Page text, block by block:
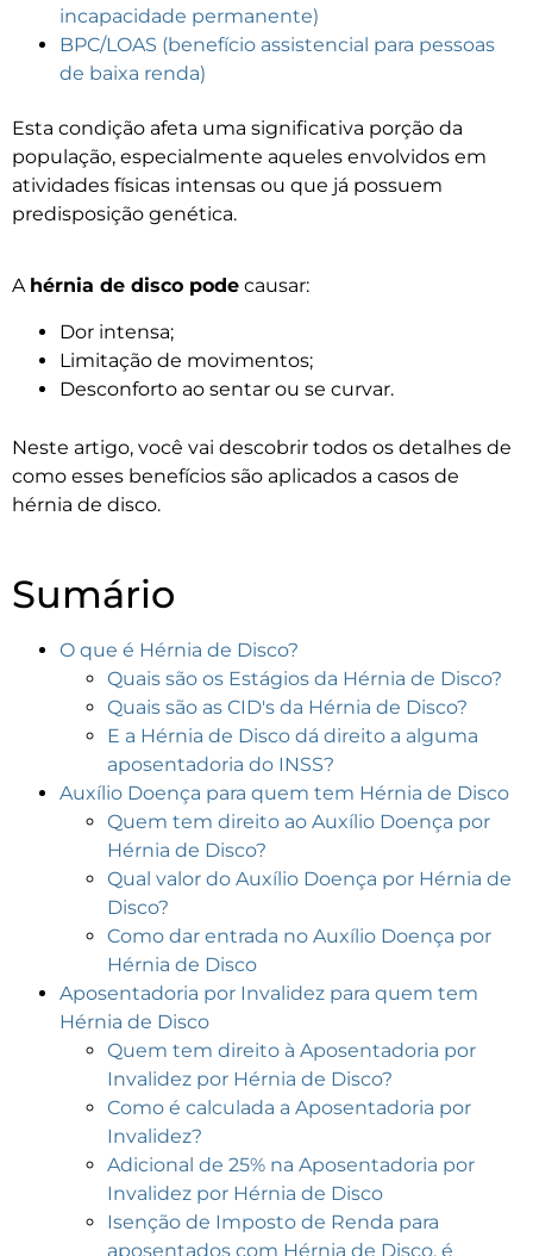
incapacidade permanente)
BPC/LOAS (benefício assistencial para pessoas
de baixa renda)
Esta condição afeta uma significativa porção da
população, especialmente aqueles envolvidos em
atividades físicas intensas ou que já possuem
predisposição genética.
A hérnia de disco pode causar:
Dor intensa;
Limitação de movimentos;
Desconforto ao sentar ou se curvar.
Neste artigo, você vai descobrir todos os detalhes de
como esses benefícios são aplicados a casos de
hérnia de disco.
Sumário
O que é Hérnia de Disco?
Quais são os Estágios da Hérnia de Disco?
Quais são as CID's da Hérnia de Disco?
E a Hérnia de Disco dá direito a alguma
aposentadoria do INSS?
Auxílio Doença para quem tem Hérnia de Disco
Quem tem direito ao Auxílio Doença por
Hérnia de Disco?
Qual valor do Auxílio Doença por Hérnia de
Disco?
Como dar entrada no Auxílio Doença por
Hérnia de Disco
Aposentadoria por Invalidez para quem tem
Hérnia de Disco
Quem tem direito à Aposentadoria por
Invalidez por Hérnia de Disco?
Como é calculada a Aposentadoria por
Invalidez?
Adicional de 25% na Aposentadoria por
Invalidez por Hérnia de Disco
Isenção de Imposto de Renda para
aposentados com Hérnia de Disco, é